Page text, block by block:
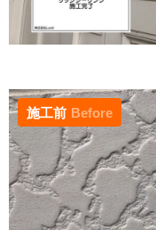
施工前 Before